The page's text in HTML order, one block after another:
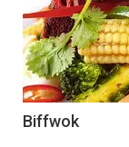
Biffwok